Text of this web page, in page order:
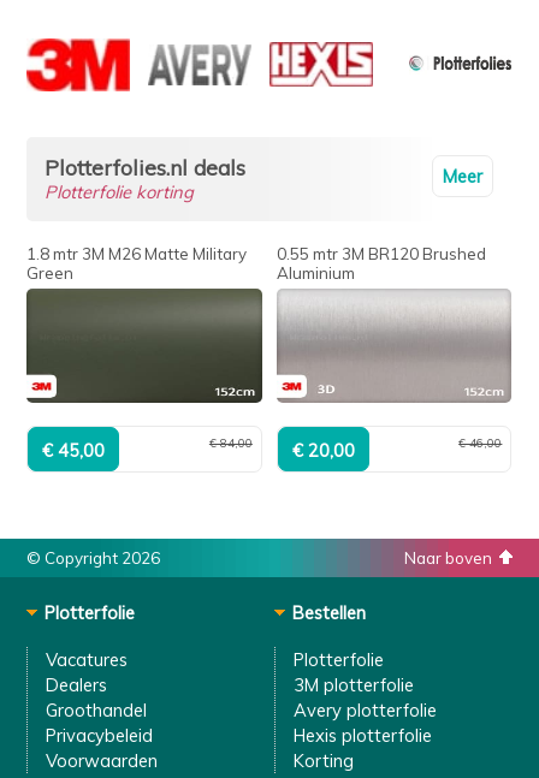
Meer
Plotterfolies.nl deals
Plotterfolie korting
1.8 mtr 3M M26 Matte Military
Green
€ 84,00
0.55 mtr 3M BR120 Brushed
Aluminium
€ 46,00
Naar boven
© Copyright 2026
Plotterfolie
Vacatures
Dealers
Groothandel
Privacybeleid
Voorwaarden
Bestellen
Plotterfolie
3M plotterfolie
Avery plotterfolie
Hexis plotterfolie
Korting